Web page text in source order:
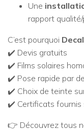
Une
rapport
C’est pourquoi
✔️ Devis gratuits
✔️ Films solaires
✔️ Pose rapide par
✔️ Choix de teinte
✔️ Certificats fournis
👉 Découvrez tous